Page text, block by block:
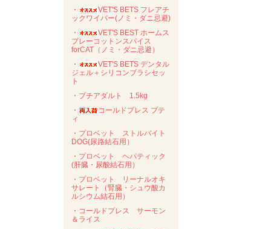
・
VET'S BETS フレアチ
ックワイパー(ノミ・ダニ忌避)
・
VET'S BEST ホームス
プレーコットンスパイス
forCAT（ノミ・ダニ忌避）
・
VET'S BETS デンタル
ジェル＋シリコンブラシセッ
ト
・プチアダルト 1.5kg
・
コールドプレス プテ
ィ
・プロベット ストルバイト
DOG(尿路結石用）
・プロベット ヘパティック
(肝臓・尿酸結石用）
・プロベット リーナルオキ
サレート（腎臓・シュウ酸カ
ルシウム結石用）
・コールドプレス サーモン
＆ライス